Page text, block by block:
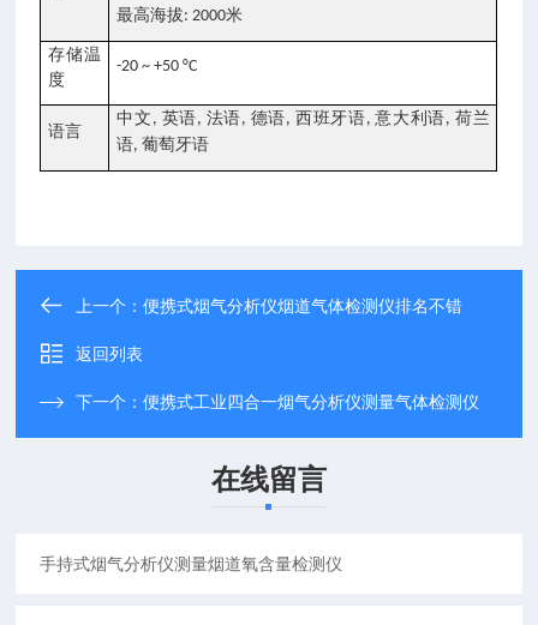
最高海拔: 2000米
存储温
度
-20 ~ +50 °C
语言
中文 , 英语, 法语, 德语, 西班牙语,意大利语, 荷兰
语,葡萄牙语
上一个：便携式烟气分析仪烟道气体检测仪排名不错
返回列表
下一个：便携式工业四合一烟气分析仪测量气体检测仪
在线留言